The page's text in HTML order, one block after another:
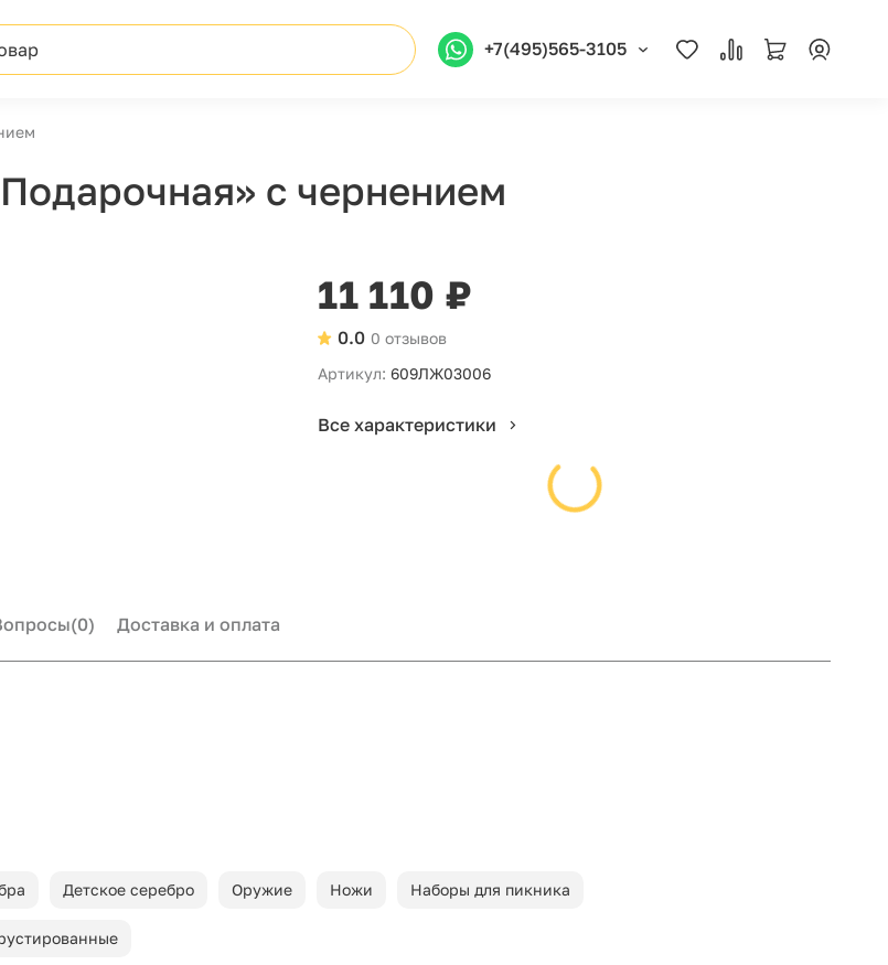
+7(495)565-3105
с чернением
11 110 ₽
0 отзывов
0.0
Артикул: 609ЛЖ03006
Все характеристики
(0) Доставка и оплата
Детское серебро Оружие Ножи Наборы для пикника